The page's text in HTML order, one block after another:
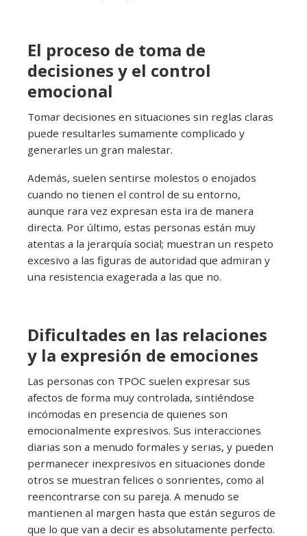
El proceso de toma de
decisiones y el control
emocional
Tomar decisiones en situaciones sin reglas claras
puede resultarles sumamente complicado y
generarles un gran malestar.
Además, suelen sentirse molestos o enojados
cuando no tienen el control de su entorno,
aunque rara vez expresan esta ira de manera
directa. Por último, estas personas están muy
atentas a la jerarquía social; muestran un respeto
excesivo a las figuras de autoridad que admiran y
una resistencia exagerada a las que no.
Dificultades en las relaciones
y la expresión de emociones
Las personas con TPOC suelen expresar sus
afectos de forma muy controlada, sintiéndose
incómodas en presencia de quienes son
emocionalmente expresivos. Sus interacciones
diarias son a menudo formales y serias, y pueden
permanecer inexpresivos en situaciones donde
otros se muestran felices o sonrientes, como al
reencontrarse con su pareja. A menudo se
mantienen al margen hasta que están seguros de
que lo que van a decir es absolutamente perfecto.